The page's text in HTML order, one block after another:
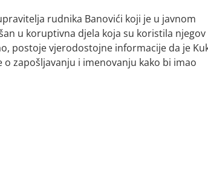
rudnika Banovići koji je u javnom
u koruptivna djela koja su koristila njegov
postoje vjerodostojne informacije da je
zapošljavanju i imenovanju kako bi imao